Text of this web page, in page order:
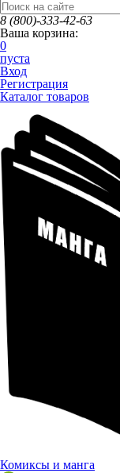
8 (800)-333-42-63
Ваша корзина:
0
пуста
Вход
Регистрация
Каталог товаров
Комиксы и манга